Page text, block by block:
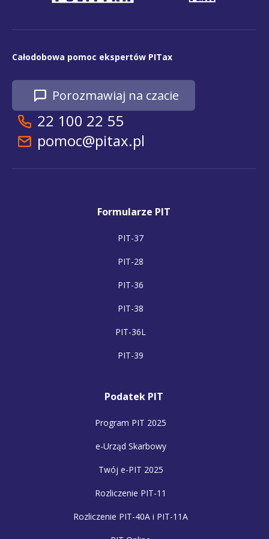
Całodobowa pomoc ekspertów PITax
Porozmawiaj na czacie
22 100 22 55
pomoc@pitax.pl
Formularze PIT
PIT-37
PIT-28
PIT-36
PIT-38
PIT-36L
PIT-39
Podatek PIT
Program PIT 2025
e-Urząd Skarbowy
Twój e-PIT 2025
Rozliczenie PIT-11
Rozliczenie PIT-40A i PIT-11A